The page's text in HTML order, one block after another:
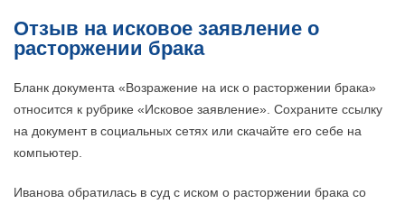
Отзыв на исковое заявление о
расторжении брака
Бланк документа «Возражение на иск о расторжении брака»
относится к рубрике «Исковое заявление». Сохраните ссылку
на документ в социальных сетях или скачайте его себе на
компьютер.
Иванова обратилась в суд с иском о расторжении брака со